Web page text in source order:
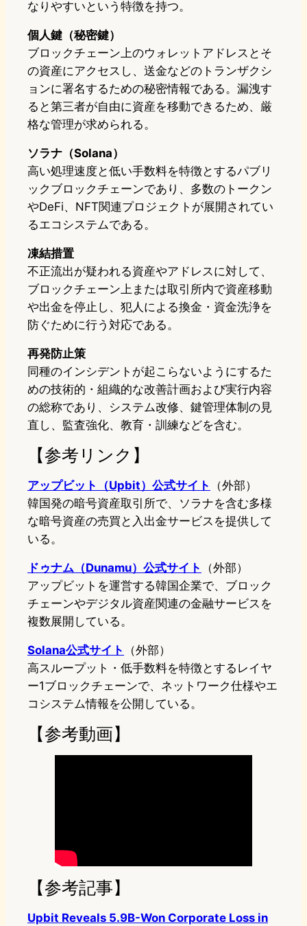
なりやすいという特徴を持つ。
個人鍵（秘密鍵）
ブロックチェーン上のウォレットアドレスとそ
の資産にアクセスし、送金などのトランザクシ
ョンに署名するための秘密情報である。漏洩す
ると第三者が自由に資産を移動できるため、厳
格な管理が求められる。
ソラナ（Solana）
高い処理速度と低い手数料を特徴とするパブリ
ックブロックチェーンであり、多数のトークン
やDeFi、NFT関連プロジェクトが展開されてい
るエコシステムである。
凍結措置
不正流出が疑われる資産やアドレスに対して、
ブロックチェーン上または取引所内で資産移動
や出金を停止し、犯人による換金・資金洗浄を
防ぐために行う対応である。
再発防止策
同種のインシデントが起こらないようにするた
めの技術的・組織的な改善計画および実行内容
の総称であり、システム改修、鍵管理体制の見
直し、監査強化、教育・訓練などを含む。
【参考リンク】
アップビット（Upbit）公式サイト
（外部）
韓国発の暗号資産取引所で、ソラナを含む多様
な暗号資産の売買と入出金サービスを提供して
いる。
ドゥナム（Dunamu）公式サイト
（外部）
アップビットを運営する韓国企業で、ブロック
チェーンやデジタル資産関連の金融サービスを
複数展開している。
Solana公式サイト
（外部）
高スループット・低手数料を特徴とするレイヤ
ー1ブロックチェーンで、ネットワーク仕様やエ
コシステム情報を公開している。
【参考動画】
【参考記事】
Upbit Reveals 5.9B-Won Corporate Loss in